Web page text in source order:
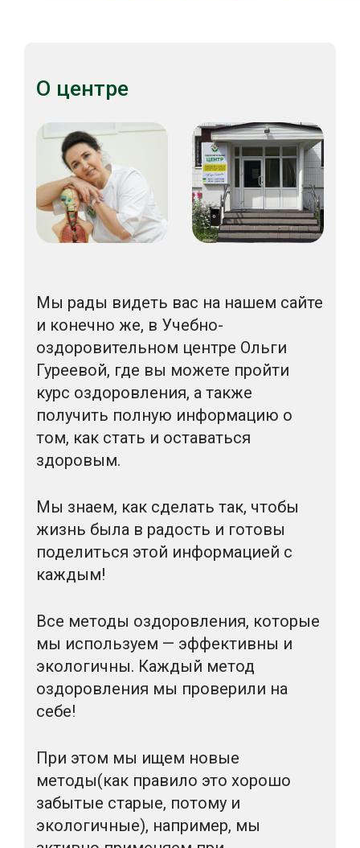
О центре
Мы рады видеть вас на нашем сайте
и конечно же, в Учебно-
оздоровительном центре Ольги
Гуреевой, где вы можете пройти
курс оздоровления, а также
получить полную информацию о
том, как стать и оставаться
здоровым.
Мы знаем, как сделать так, чтобы
жизнь была в радость и готовы
поделиться этой информацией с
каждым!
Все методы оздоровления, которые
мы используем — эффективны и
экологичны. Каждый метод
оздоровления мы проверили на
себе!
При этом мы ищем новые
методы(как правило это хорошо
забытые старые, потому и
экологичные), например, мы